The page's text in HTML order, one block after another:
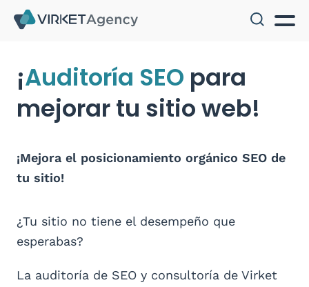
¡Auditoría SEO para
mejorar tu sitio web!
¡Mejora el posicionamiento orgánico SEO de
tu sitio!
¿Tu sitio no tiene el desempeño que
esperabas?
La auditoría de SEO y consultoría de Virket